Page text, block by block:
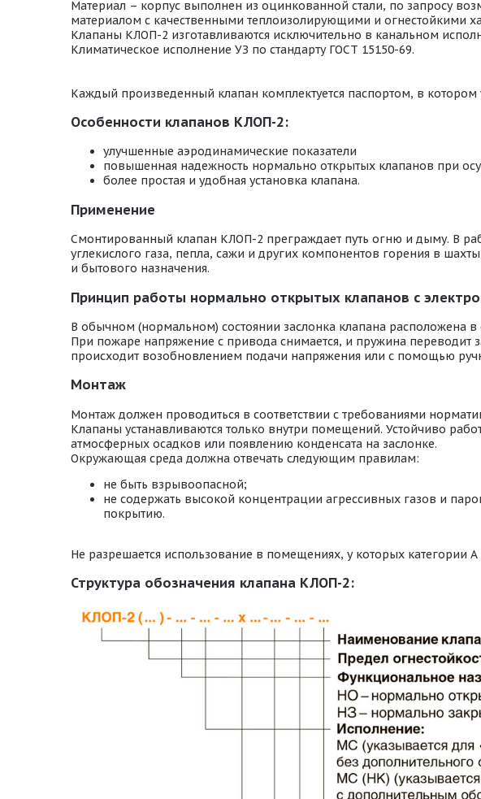
Материал – корпус выполнен из оцинкованной стали, по запросу
материалом с качественными теплоизолирующими и огнестойкими
Клапаны КЛОП-2 изготавливаются исключительно в канальном
Климатическое исполнение УЗ по стандарту ГОСТ 15150-69.
Каждый произведенный клапан комплектуется паспортом, в
Особенности клапанов КЛОП-2:
улучшенные аэродинамические показатели
повышенная надежность нормально открытых клапанов при
более простая и удобная установка клапана.
Применение
Смонтированный клапан КЛОП-2 преграждает путь огню и дыму. В
углекислого газа, пепла, сажи и других компонентов горения в
и бытового назначения.
Принцип работы нормально открытых клапанов с
В обычном (нормальном) состоянии заслонка клапана
При пожаре напряжение с привода снимается, и пружина переводит
происходит возобновлением подачи напряжения или с помощью
Монтаж
Монтаж должен проводиться в соответствии с требованиями
Клапаны устанавливаются только внутри помещений. Устойчиво
атмосферных осадков или появлению конденсата на заслонке.
Окружающая среда должна отвечать следующим правилам:
не быть взрывоопасной;
не содержать высокой концентрации агрессивных газов и
покрытию.
Не разрешается использование в помещениях, у которых категории
Структура обозначения клапана КЛОП-2: